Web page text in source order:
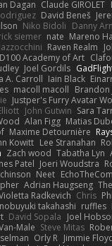
Dagan Claude GIROLET
David Beneš
Niko Bidoli Danny
siemer nate Mareno
Raven Realm
Academy of Art
Joel Gordils
A. Carroll Iain Black
macoll macoll Brandon
Justper's Furry Avatar
John Gutwin Sara
Alan Figg Matias
Maxime Detournière
Kowitt Lee Stranahan
Zach wood Tabatha Lyn
Patel Joeri Woudstra
Neet
Adrian Haugseng
Radkevich Chris
nobuyuki takahashi ruffles
David Sopala Joel
Male Steve Mitas
Orly R Jimmie